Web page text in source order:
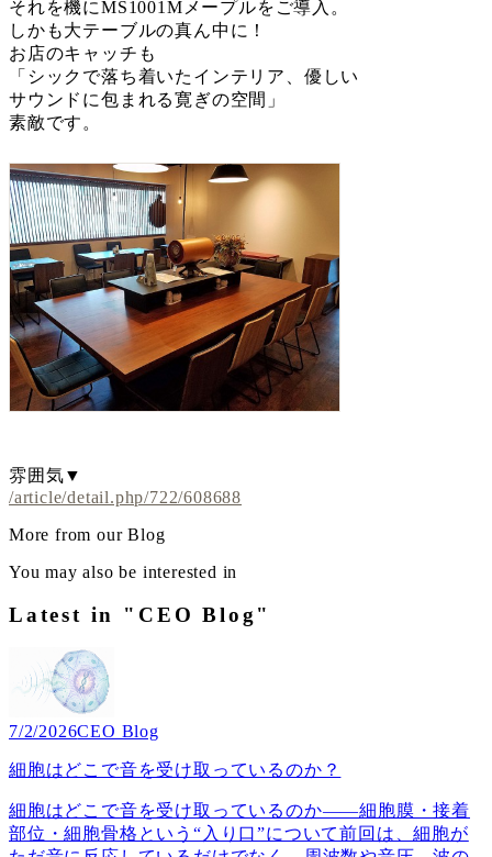
それを機にMS1001Mメープルをご導入。
しかも大テーブルの真ん中に！
お店のキャッチも
「シックで落ち着いたインテリア、優しい
サウンドに包まれる寛ぎの空間」
素敵です。
雰囲気▼
/article/detail.php/722/608688
More from our Blog
You may also be interested in
Latest in "CEO Blog"
7/2/2026CEO Blog
細胞はどこで音を受け取っているのか？
細胞はどこで音を受け取っているのか――細胞膜・接着
部位・細胞骨格という“入り口”について前回は、細胞が